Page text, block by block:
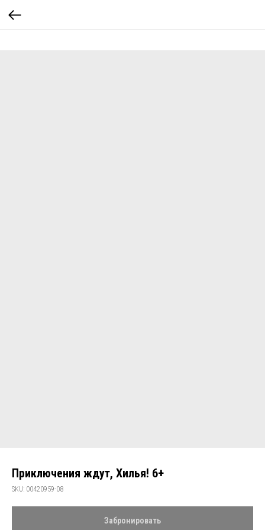
Приключения ждут, Хилья! 6+
SKU: 00420959-08
Забронировать